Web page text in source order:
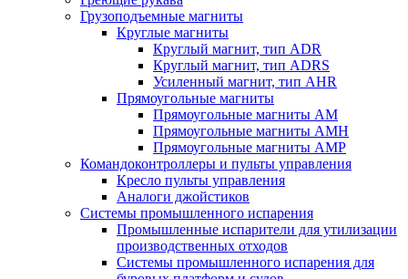
Грузоподъемные магниты
Круглые магниты
Круглый магнит, тип ADR
Круглый магнит, тип ADRS
Усиленный магнит, тип AHR
Прямоугольные магниты
Прямоугольные магниты AM
Прямоугольные магниты AMH
Прямоугольные магниты AMP
Командоконтроллеры и пульты управления
Кресло пульты управления
Аналоги джойстиков
Системы промышленного испарения
Промышленные испарители для утилизации
производственных отходов
Системы промышленного испарения для